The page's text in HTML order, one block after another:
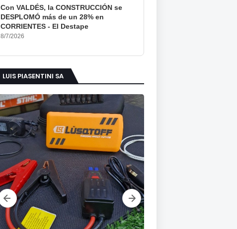
Con VALDÉS, la CONSTRUCCIÓN se
DESPLOMÓ más de un 28% en
CORRIENTES - El Destape
8/7/2026
LUIS PIASENTINI SA